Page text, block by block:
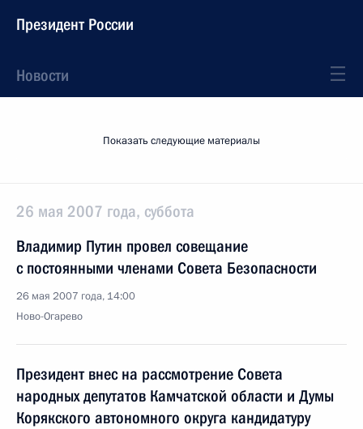
Президент России
Новости
Показать следующие материалы
26 мая 2007 года, суббота
Владимир Путин провел совещание
с постоянными членами Совета Безопасности
26 мая 2007 года, 14:00
Ново-Огарево
Президент внес на рассмотрение Совета
народных депутатов Камчатской области и Думы
Корякского автономного округа кандидатуру